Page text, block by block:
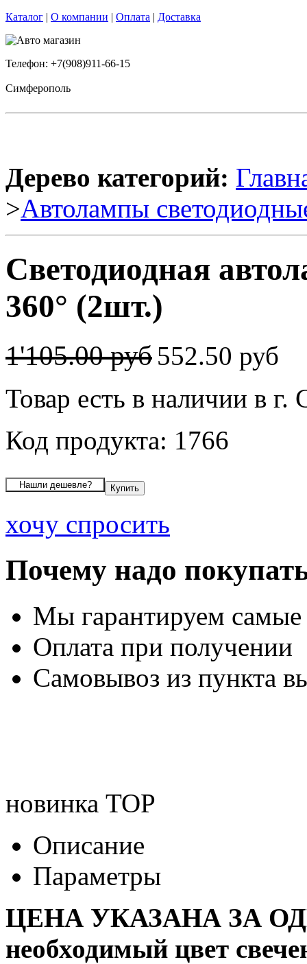
Каталог | О компании | Оплата | Доставка
Телефон: +7(908)911-66-15
Симферополь
Дерево категорий:
>Автолампы
Светодиодная
360° (2шт.)
1'105.00 руб 552.50 руб
Товар есть в наличии в
Код продукта: 1766
хочу спросить
Почему надо
Мы гарантируем
Оплата при получении
Самовывоз из пункта
новинка TOP
Описание
Параметры
ЦЕНА УКАЗАНА ЗА
необходимый цвет